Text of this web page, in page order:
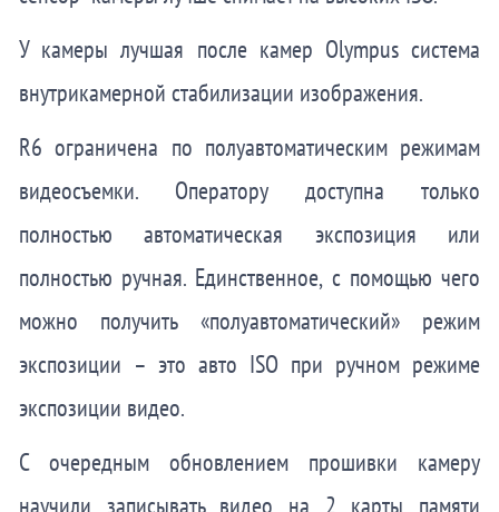
У камеры лучшая после камер Olympus система
внутрикамерной стабилизации изображения.
R6 ограничена по полуавтоматическим режимам
видеосъемки. Оператору доступна только
полностью автоматическая экспозиция или
полностью ручная. Единственное, с помощью чего
можно получить «полуавтоматический» режим
экспозиции – это авто ISO при ручном режиме
экспозиции видео.
С очередным обновлением прошивки камеру
научили записывать видео на 2 карты памяти